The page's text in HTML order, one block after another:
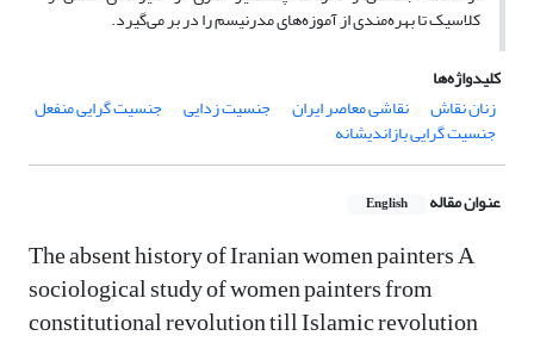
کلاسیک تا بهره‌مندی از آموزه‌های مدرنیسم را در بر می‌گیرد.
کلیدواژه‌ها
زنان نقاش
نقاشی معاصر ایران جنسیت زدایی جنسیت گرایی منفعل
جنسیت گرایی بازاندیشانه
عنوان مقاله English
The absent history of Iranian women painters A
sociological study of women painters from
constitutional revolution till Islamic revolution